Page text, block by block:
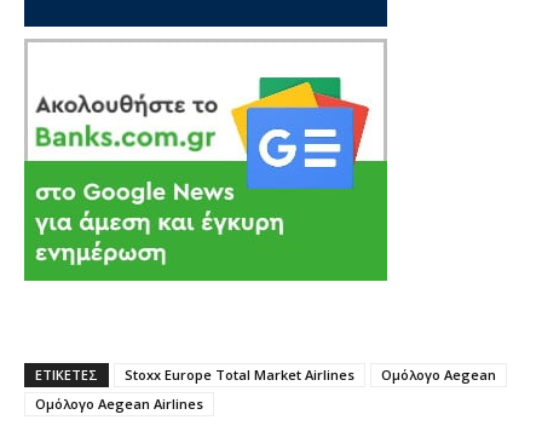
ΕΤΙΚΕΤΕΣ Stoxx Europe Total Market Airlines
Ομόλογο Aegean
Ομόλογο Aegean Airlines